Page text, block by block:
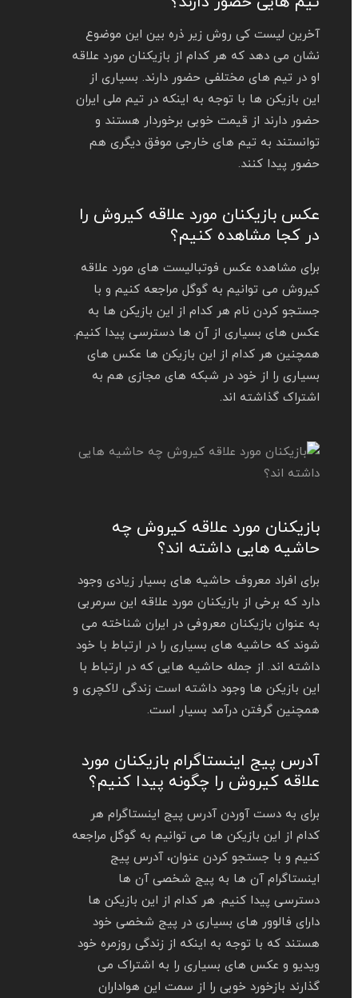
آخرین لیست کی‌ روش زیر ذره‌ بین این موضوع
نشان می‌ دهد که هر کدام از بازیکنان مورد علاقه
او در تیم های مختلفی حضور دارند. بسیاری از
این بازیکن ها با توجه به اینکه در تیم ملی ایران
حضور دارند از قیمت خوبی برخوردار هستند و
توانستند به تیم های خارجی موفق دیگری هم
حضور پیدا کنند.
عکس بازیکنان مورد علاقه کیروش را
در کجا مشاهده کنیم؟
برای مشاهده عکس فوتبالیست های مورد علاقه
کیروش می توانیم به گوگل مراجعه کنیم و با
جستجو کردن نام هر کدام از این بازیکن ها به
عکس های بسیاری از آن ها دسترسی پیدا کنیم.
همچنین هر کدام از این بازیکن ها عکس های
بسیاری را از خود در شبکه های مجازی هم به
اشتراک گذاشته اند.
بازیکنان مورد علاقه کیروش چه
حاشیه هایی داشته اند؟
برای افراد معروف حاشیه‌ های بسیار زیادی وجود
دارد که برخی از بازیکنان مورد علاقه‌ این سرمربی
به عنوان بازیکنان معروفی در ایران شناخته می‌
شوند که حاشیه های بسیاری را در ارتباط با خود
داشته‌ اند. از جمله حاشیه هایی که در ارتباط با
این بازیکن ها وجود داشته است زندگی لاکچری و
همچنین گرفتن درآمد بسیار است.
آدرس پیج اینستاگرام بازیکنان مورد
علاقه کیروش را چگونه پیدا کنیم؟
برای به دست آوردن آدرس پیج اینستاگرام هر
کدام از این بازیکن ها می توانیم به گوگل مراجعه
کنیم و با جستجو کردن عنوان، آدرس پیج
اینستاگرام آن ها به پیج شخصی آن ها
دسترسی پیدا کنیم. هر کدام از این بازیکن ها
دارای فالوور های بسیاری در پیج شخصی خود
هستند که با توجه به اینکه از زندگی روزمره خود
ویدیو و عکس های بسیاری را به اشتراک می
گذارند بازخورد خوبی را از سمت این هواداران